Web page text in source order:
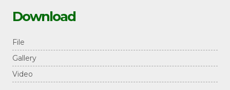
Download
File
Gallery
Video